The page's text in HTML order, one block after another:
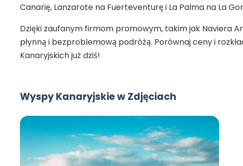
Canarię, Lanzarote na Fuerteventurę i La Palma na La
Dzięki zaufanym firmom promowym, takim jak Naviera
płynną i bezproblemową podróżą. Porównaj ceny i
Kanaryjskich już dziś!
Wyspy Kanaryjskie w Zdjęciach